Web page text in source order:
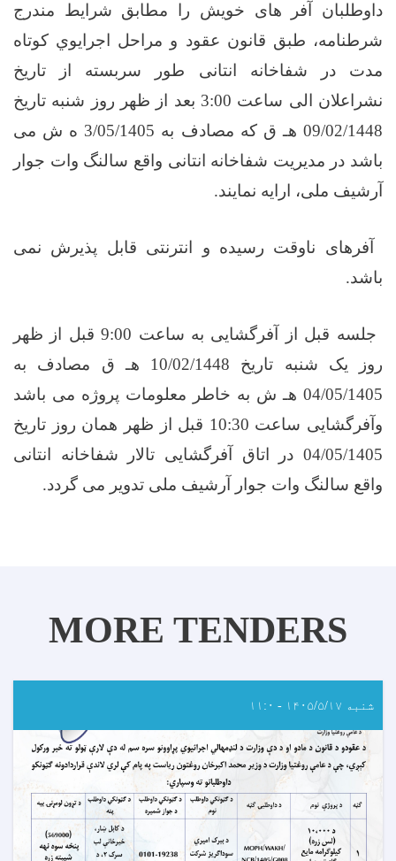
داوطلبان آفر های خویش را مطابق شرایط مندرج
شرطنامه، طبق قانون عقود و مراحل اجرایوي کوتاه‌
مدت در شفاخانه انتانی طور سربسته از تاریخ
نشراعلان الی ساعت 3:00 بعد از ظهر روز شنبه تاریخ
09/02/1448 هـ ق که مصادف به 3/05/1405 ه ش می
باشد در مدیریت شفاخانه انتانی واقع سالنگ وات جوار
آرشیف ملی، ارایه نمایند.
آفرهای ناوقت رسیده و انترنتی قابل پذیرش نمی
باشد.
جلسه قبل از آفرگشایی به ساعت 9:00 قبل از ظهر
روز یک شنبه تاریخ 10/02/1448 هـ ق مصادف به
04/05/1405 هـ ش به خاطر معلومات پروژه می باشد
وآفرگشایی ساعت 10:30 قبل از ظهر همان روز تاریخ
04/05/1405 در اتاق آفرگشایی تالار شفاخانه انتانی
واقع سالنگ وات جوار آرشیف ملی تدویر می گردد.
MORE TENDERS
شنبه ۱۴۰۵/۵/۱۷ - ۱۱:۰